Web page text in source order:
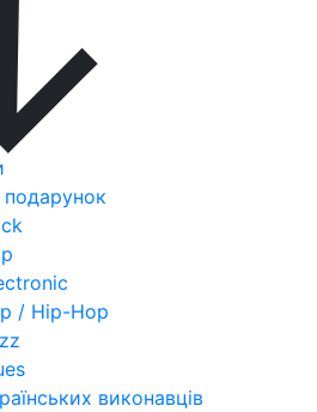
/ Hip-Hop
виконавців